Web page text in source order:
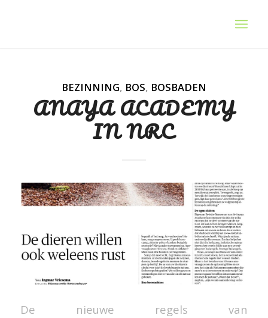
BEZINNING, BOS, BOSBADEN
ANAYA ACADEMY
IN NRC
De nieuwe regels van